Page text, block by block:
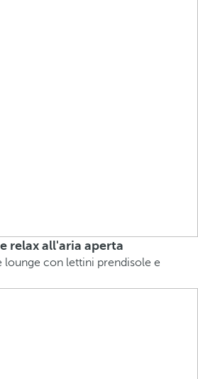
relax all'aria aperta
lounge con lettini prendisole e